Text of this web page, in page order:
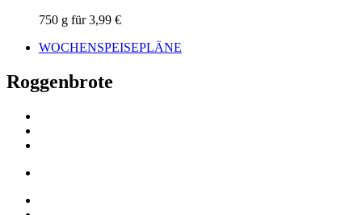
750 g für 3,99 €
WOCHENSPEISEPLÄNE
Roggenbrote